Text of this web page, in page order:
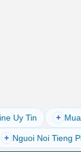
Uy Tin +
+ Nguoi Noi Tieng